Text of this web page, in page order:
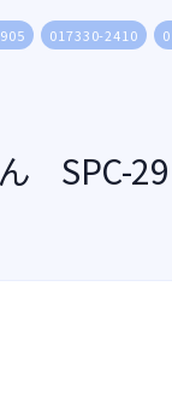
017330-2410
ん SPC-